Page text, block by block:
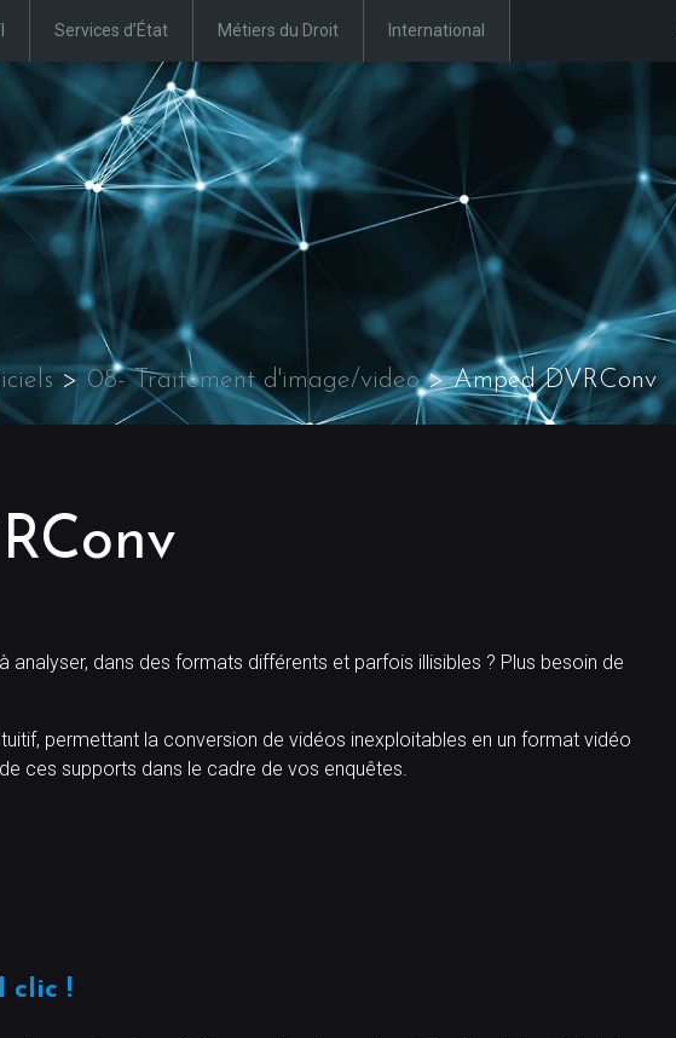
Services d’État Métiers du Droit International
>08- Traitement d'image/video>Amped DVRConv
analyser, dans des formats différents et parfois illisibles ? Plus besoin de
permettant la conversion de vidéos inexploitables en un format vidéo
ces supports dans le cadre de vos enquêtes.
clic !